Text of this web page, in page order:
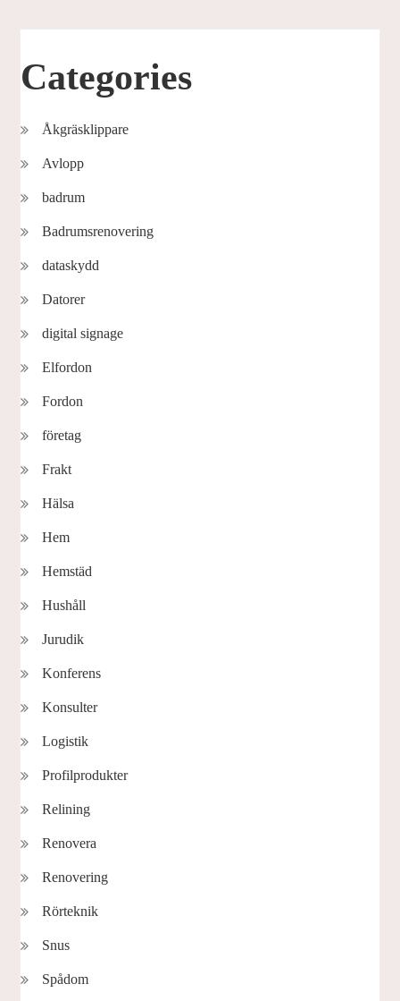
Categories
Åkgräsklippare
Avlopp
badrum
Badrumsrenovering
dataskydd
Datorer
digital signage
Elfordon
Fordon
företag
Frakt
Hälsa
Hem
Hemstäd
Hushåll
Jurudik
Konferens
Konsulter
Logistik
Profilprodukter
Relining
Renovera
Renovering
Rörteknik
Snus
Spådom